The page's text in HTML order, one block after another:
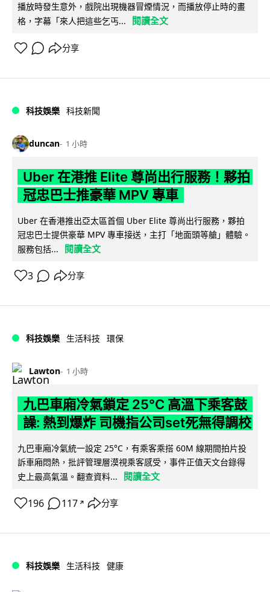
播放時發生意外，戲院出現機器冒煙情況，而播放停止時的畫
格，字幕「來人把這些乞丐...
閱讀全文
分享
科技娛樂 科技新聞
duncan 1 小時
Uber 在港推 Elite 尊尚出行服務！夥拍
冠忠巴士推豪華 MPV 專車
Uber 在香港推出亞太區首個 Uber Elite 尊尚出行服務，夥拍
冠忠巴士提供豪華 MPV 專車接送，主打「地面頭等艙」體驗。
服務包括...
閱讀全文
3 分享
科技娛樂 生活科技 環保
Lawton 1 小時
九巴車廂冷氣鎖定 25°C 高溫下乘客鼓
譟: 熱到爆炸 司機指公司set死無得調校
九巴車廂冷氣統一設定 25°C，有乘客乘搭 60M 線期間拍片投
訴車廂悶熱，批評管理層漠視乘客感受，事件正值天文台錄得
史上最高氣溫。翻查資料...
閱讀全文
196 117 ↗ 分享
科技娛樂 生活科技 健康